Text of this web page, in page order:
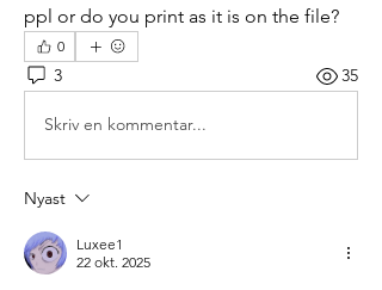
ppl or do you print as it is on the file?
0
3 35
Skriv en kommentar...
Nyast
Luxee1
22 okt. 2025